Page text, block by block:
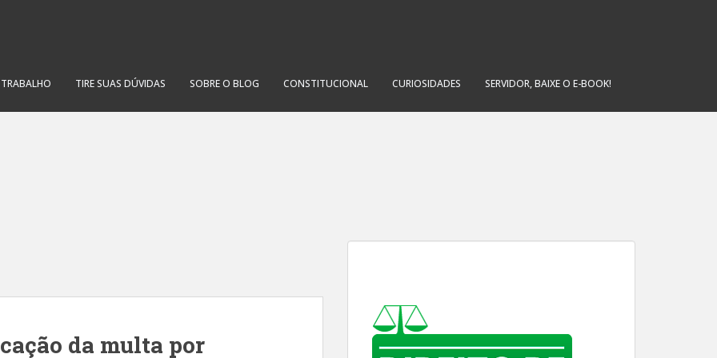
TIRE SUAS DÚVIDAS SOBRE O BLOG CONSTITUCIONAL CURIOSIDADES SERVIDOR, BAIXE O E-BOOK!
da multa por